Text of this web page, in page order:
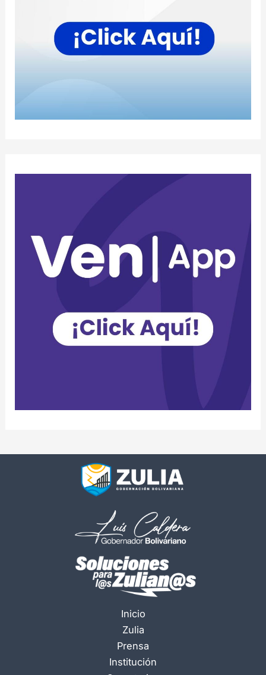
Inicio
Zulia
Prensa
Institución